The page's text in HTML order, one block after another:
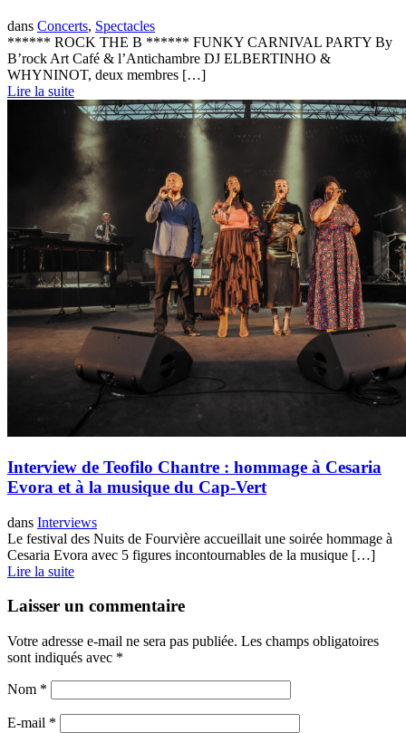
dans Concerts, Spectacles
****** ROCK THE B ****** FUNKY CARNIVAL PARTY By
B’rock Art Café & l’Antichambre DJ ELBERTINHO &
WHYNINOT, deux membres […]
Lire la suite
Interview de Teofilo Chantre : hommage à Cesaria
Evora et à la musique du Cap-Vert
dans Interviews
Le festival des Nuits de Fourvière accueillait une soirée hommage à
Cesaria Evora avec 5 figures incontournables de la musique […]
Lire la suite
Laisser un commentaire
Votre adresse e-mail ne sera pas publiée. Les champs obligatoires
sont indiqués avec *
Nom *
E-mail *